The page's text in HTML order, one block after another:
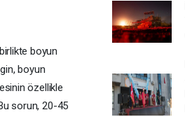
boyun
boyun
özellikle
sorun, 20-45